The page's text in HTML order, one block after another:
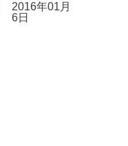
2016年01月
6日